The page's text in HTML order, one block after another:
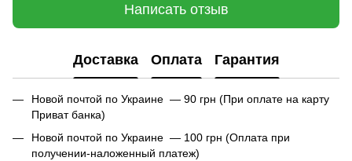
Написать отзыв
Доставка Оплата Гарантия
Новой почтой по Украине — 90 грн (При оплате на карту
Приват банка)
Новой почтой по Украине — 100 грн (Оплата при
получении-наложенный платеж)
🌹